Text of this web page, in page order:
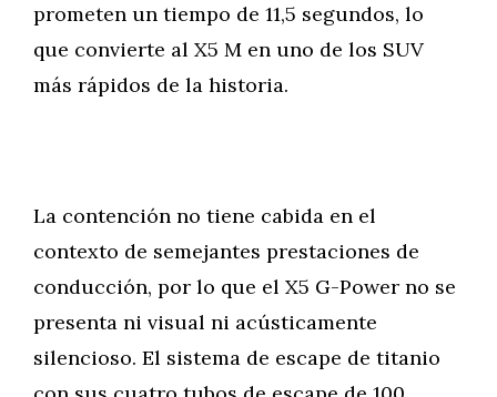
prometen un tiempo de 11,5 segundos, lo
que convierte al X5 M en uno de los SUV
más rápidos de la historia.
La contención no tiene cabida en el
contexto de semejantes prestaciones de
conducción, por lo que el X5 G-Power no se
presenta ni visual ni acústicamente
silencioso. El sistema de escape de titanio